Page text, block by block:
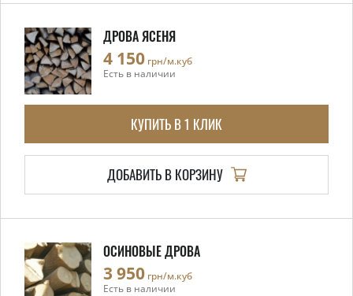
ДРОВА ЯСЕНЯ
4 150 грн/м.куб
Есть в наличии
КУПИТЬ В 1 КЛИК
ДОБАВИТЬ В КОРЗИНУ
ОСИНОВЫЕ ДРОВА
3 950 грн/м.куб
Есть в наличии